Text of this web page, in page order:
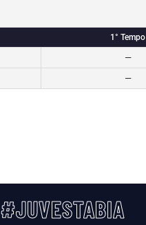
1° Tempo
—
—
#JUVESTABIA